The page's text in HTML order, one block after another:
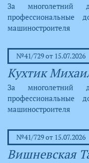
За многолетний
машиностроителя
№41/729 от 15.07.2026
Кухтик
За многолетний
машиностроителя
№41/729 от 15.07.2026
Вишневская